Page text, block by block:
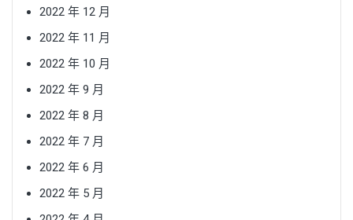
2022 年 12 月
2022 年 11 月
2022 年 10 月
2022 年 9 月
2022 年 8 月
2022 年 7 月
2022 年 6 月
2022 年 5 月